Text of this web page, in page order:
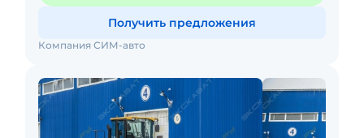
Получить предложения
Компания СИМ-авто